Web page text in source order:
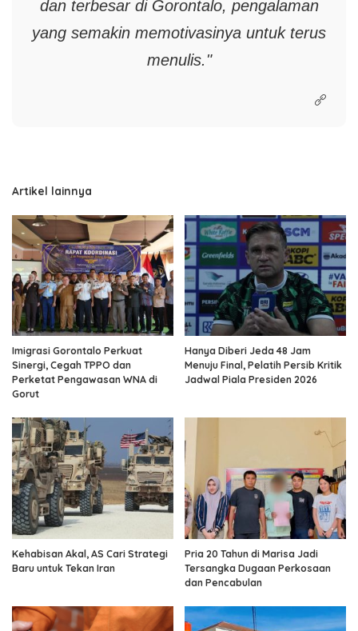
dan terbesar di Gorontalo, pengalaman
yang semakin memotivasinya untuk terus
menulis."
Artikel lainnya
Imigrasi Gorontalo Perkuat
Sinergi, Cegah TPPO dan
Perketat Pengawasan WNA di
Gorut
Hanya Diberi Jeda 48 Jam
Menuju Final, Pelatih Persib Kritik
Jadwal Piala Presiden 2026
Kehabisan Akal, AS Cari Strategi
Baru untuk Tekan Iran
Pria 20 Tahun di Marisa Jadi
Tersangka Dugaan Perkosaan
dan Pencabulan